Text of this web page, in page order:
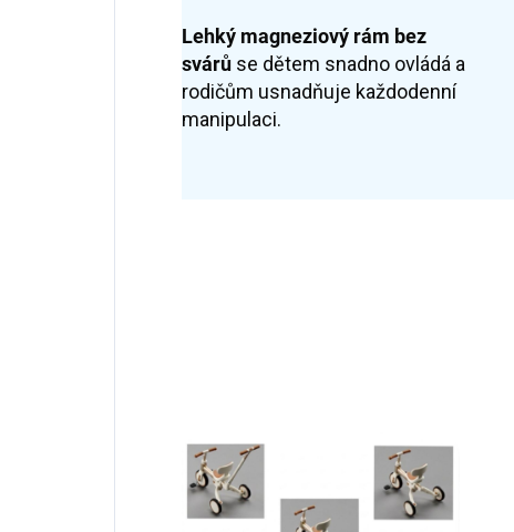
Lehký magneziový rám bez
svárů se dětem snadno ovládá a
rodičům usnadňuje každodenní
manipulaci.